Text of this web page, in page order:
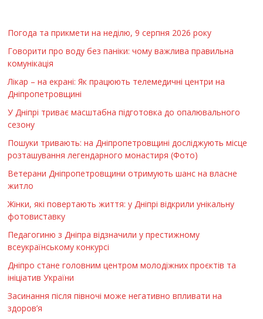
Погода та прикмети на неділю, 9 серпня 2026 року
Говорити про воду без паніки: чому важлива правильна
комунікація
Лікар – на екрані: Як працюють телемедичні центри на
Дніпропетровщині
У Дніпрі триває масштабна підготовка до опалювального
сезону
Пошуки тривають: на Дніпропетровщині досліджують місце
розташування легендарного монастиря (Фото)
Ветерани Дніпропетровщини отримують шанс на власне
житло
Жінки, які повертають життя: у Дніпрі відкрили унікальну
фотовиставку
Педагогиню з Дніпра відзначили у престижному
всеукраїнському конкурсі
Дніпро стане головним центром молодіжних проєктів та
ініціатив України
Засинання після півночі може негативно впливати на
здоров’я